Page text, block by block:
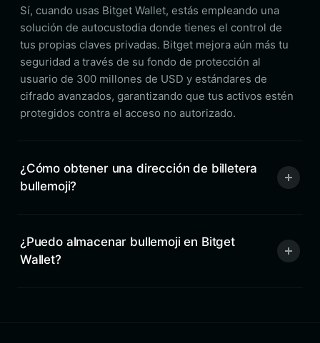
Sí, cuando usas Bitget Wallet, estás empleando una
solución de autocustodia donde tienes el control de
tus propias claves privadas. Bitget mejora aún más tu
seguridad a través de su fondo de protección al
usuario de 300 millones de USD y estándares de
cifrado avanzados, garantizando que tus activos estén
protegidos contra el acceso no autorizado.
¿Cómo obtener una dirección de billetera
bullemoji?
¿Puedo almacenar bullemoji en Bitget
Wallet?